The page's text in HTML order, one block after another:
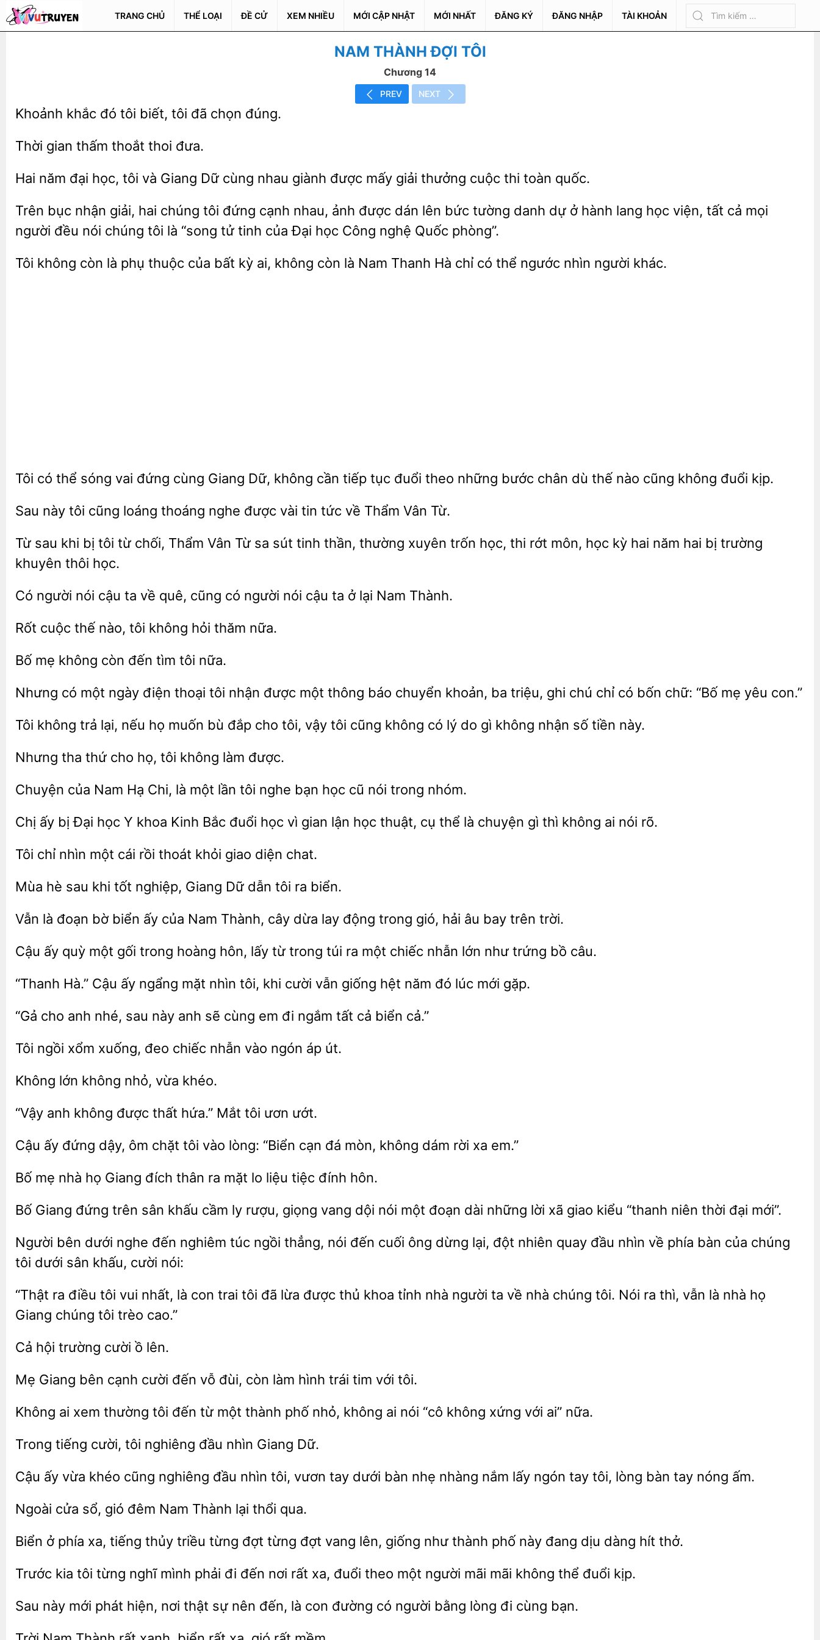
TRANG CHỦ THỂ LOẠI ĐỀ CỬ XEM NHIỀU MỚI CẬP NHẬT MỚI NHẤT ĐĂNG KÝ ĐĂNG NHẬP TÀI KHOẢN
NAM THÀNH ĐỢI TÔI
Chương 14
PREV NEXT
Khoảnh khắc đó tôi đã chọn
gian thấm thoắt
học, tôi và Giang Dữ cùng nhau giành được mấy giải thưởng cuộc thi toàn quốc.
Trên bục nhận giải, hai chúng tôi đứng cạnh nhau, ảnh được dán lên bức tường danh dự ở hành lang học viện, tất cả mọi
người đều nói
tôi là “song tử của Đại học nghệ Quốc phòng”.
còn là phụ thuộc của bất kỳ ai, không còn là Nam Hà chỉ có thể ngước nhìn người khác.
Tôi có thể sóng vai đứng cùng Dữ, tiếp tục đuổi theo những bước chân dù thế nào cũng không đuổi kịp.
này loáng thoáng nghe được vài tin tức về Thẩm Vân Từ.
Từ sau khi bị tôi từ chối, Thẩm Vân Từ sa tinh thần, thường xuyên trốn học, thi rớt môn, học hai năm hai
trường
khuyên thôi học.
Có người nói cậu về cũng người nói cậu ta ở lại Nam Thành.
Rốt cuộc tôi không hỏi thăm
Bố còn đến tìm tôi
Nhưng có một ngày điện thoại tôi nhận được thông báo chuyển khoản, ba triệu, ghi chú chỉ bốn chữ: mẹ yêu con.”
Tôi không trả lại, họ muốn bù đắp cho tôi, vậy cũng có lý do gì không nhận số tiền này.
tha thứ họ, tôi không làm
Chuyện của Nam Hạ Chi, là lần tôi nghe bạn học cũ nhóm.
Chị ấy bị Đại học khoa Kinh Bắc đuổi học gian lận học thuật, cụ thể là chuyện gì thì không ai rõ.
chỉ một cái thoát khỏi giao diện chat.
Mùa sau khi tốt nghiệp, Giang tôi ra biển.
Vẫn là đoạn bờ biển ấy của cây dừa lay động trong gió, hải âu bay trời.
Cậu quỳ gối trong hoàng hôn, lấy từ trong túi ra một chiếc nhẫn lớn như trứng câu.
“Thanh Hà.” Cậu ấy ngẩng nhìn tôi, khi vẫn giống hệt năm đó lúc mới
“Gả cho anh nhé, sau này anh cùng đi ngắm tất cả cả.”
Tôi ngồi xuống, chiếc nhẫn ngón áp út.
Không nhỏ, khéo.
“Vậy anh không thất Mắt tôi ươn
Cậu ấy đứng dậy, ôm chặt tôi vào lòng: “Biển cạn mòn, dám rời em.”
Bố nhà đích thân ra mặt lo liệu tiệc đính hôn.
Bố Giang đứng trên sân khấu cầm ly rượu, vang dội nói một dài những lời xã giao kiểu “thanh thời đại mới”.
Người bên dưới nghe đến nghiêm túc ngồi thẳng, nói đến cuối ông dừng lại, đột nhiên đầu nhìn về phía
của chúng
tôi dưới
khấu, cười nói:
“Thật điều tôi vui nhất, là con trai tôi đã lừa được thủ khoa tỉnh nhà ta về nhà chúng
Nói ra thì, vẫn là nhà họ
Giang chúng tôi trèo cao.”
trường cười ồ
Mẹ Giang bên cười đến vỗ đùi, còn làm hình với tôi.
Không ai xem thường đến từ một thành phố nhỏ, không nói “cô không xứng với nữa.
Trong tiếng nghiêng nhìn Giang Dữ.
Cậu ấy vừa khéo cũng nghiêng đầu tôi, vươn tay dưới bàn nhẹ nhàng nắm lấy ngón tay tôi, bàn tay ấm.
Ngoài cửa gió Nam Thành thổi qua.
Biển ở phía xa, tiếng thủy triều đợt từng đợt lên, giống như thành phố này đang dịu dàng hít
Trước kia tôi từng nghĩ mình phải đến nơi xa, đuổi theo một người mãi không thể đuổi kịp.
Sau này mới phát hiện, nơi thật sự nên là con có người bằng lòng cùng bạn.